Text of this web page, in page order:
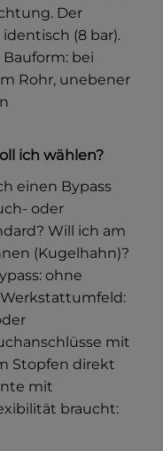
Der
(8 bar).
bei
Rohr, unebener
ich wählen?
einen Bypass
oder
Will ich am
(Kugelhahn)?
ohne
mit
Stopfen direkt
mit
braucht: